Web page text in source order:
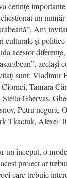
cerinţe
un număr
Am
culturale și
acestor
același
sunt: Vladimir
Tamara
Ghervas,
Petru negură,
Tkaciuk, Alexei
un început, o
proiect ar
care trebuie